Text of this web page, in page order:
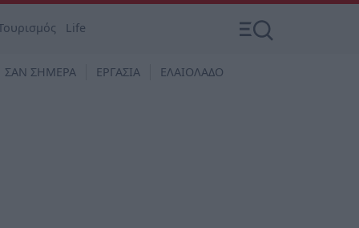
Life
ΣΑΝ ΣΗΜΕΡΑ ΕΡΓΑΣΙΑ ΕΛΑΙΟΛΑΔΟ